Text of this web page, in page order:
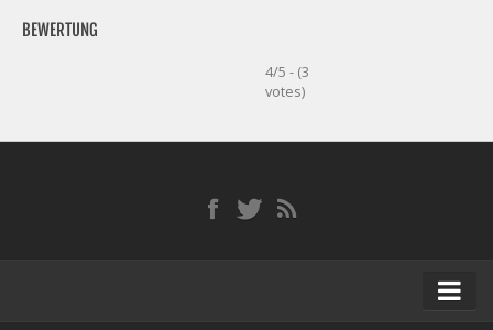
BEWERTUNG
4/5 - (3
votes)